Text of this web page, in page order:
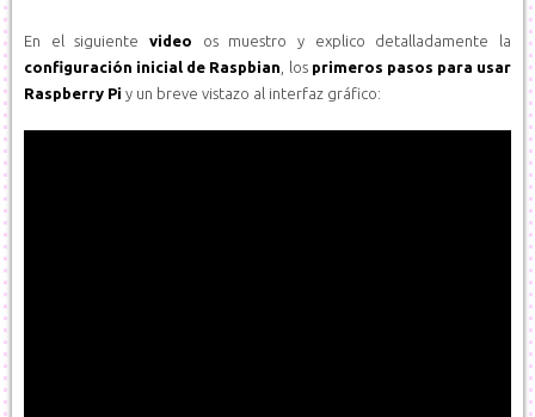
En el siguiente video os muestro y explico detalladamente la
configuración inicial de Raspbian , los primeros pasos para usar
Raspberry Pi y un breve vistazo al interfaz gráfico: